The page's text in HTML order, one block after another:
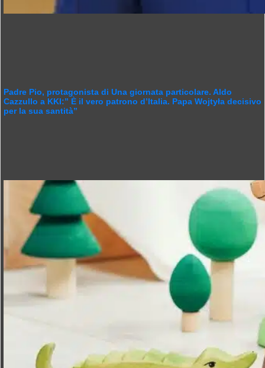
Padre Pio, protagonista di Una giornata particolare. Aldo
Cazzullo a KKI:” È il vero patrono d’Italia. Papa Wojtyła decisivo
per la sua santità”